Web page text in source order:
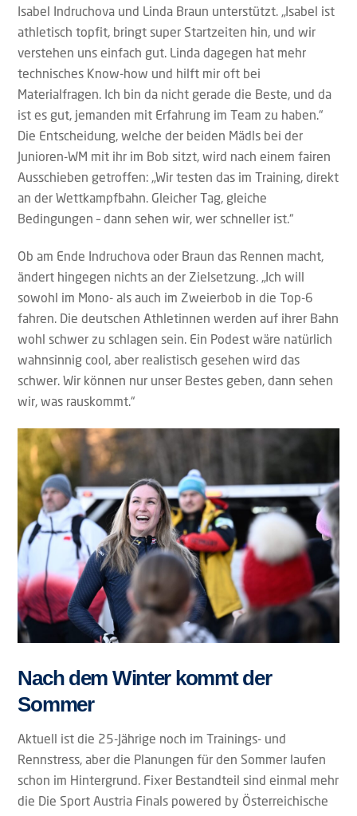
Isabel Indruchova und Linda Braun unterstützt. „Isabel ist
athletisch topfit, bringt super Startzeiten hin, und wir
verstehen uns einfach gut. Linda dagegen hat mehr
technisches Know-how und hilft mir oft bei
Materialfragen. Ich bin da nicht gerade die Beste, und da
ist es gut, jemanden mit Erfahrung im Team zu haben.“
Die Entscheidung, welche der beiden Mädls bei der
Junioren-WM mit ihr im Bob sitzt, wird nach einem fairen
Ausschieben getroffen: „Wir testen das im Training, direkt
an der Wettkampfbahn. Gleicher Tag, gleiche
Bedingungen – dann sehen wir, wer schneller ist.“
Ob am Ende Indruchova oder Braun das Rennen macht,
ändert hingegen nichts an der Zielsetzung. „Ich will
sowohl im Mono- als auch im Zweierbob in die Top-6
fahren. Die deutschen Athletinnen werden auf ihrer Bahn
wohl schwer zu schlagen sein. Ein Podest wäre natürlich
wahnsinnig cool, aber realistisch gesehen wird das
schwer. Wir können nur unser Bestes geben, dann sehen
wir, was rauskommt.“
Nach dem Winter kommt der
Sommer
Aktuell ist die 25-Jährige noch im Trainings- und
Rennstress, aber die Planungen für den Sommer laufen
schon im Hintergrund. Fixer Bestandteil sind einmal mehr
die Die Sport Austria Finals powered by Österreichische